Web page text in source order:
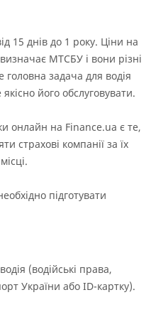
15 днів до 1 року. Ціни на
МТСБУ і вони різні
головна задача для водія
його обслуговувати.
онлайн на Finance.ua є те,
страхові компанії за їх
підготувати
(водійські права,
України або ID-картку).